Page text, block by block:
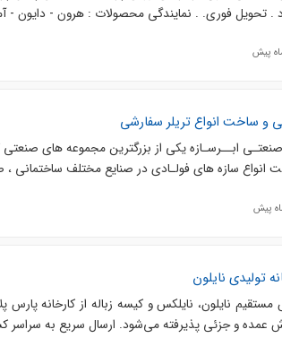
. تحویل فوری. . نمایندگی محصولات : هرون - دایون -
و ساخت انواع تریلر سفارشی
انواع سازه های فولـادی در صنایع مختلف
تولیدی نایلون
نایلون، نایلکس و کیسه زباله از کارخانه
عمده و جزئی پذیرفته می‌شود. ارسال سریع به سراسر